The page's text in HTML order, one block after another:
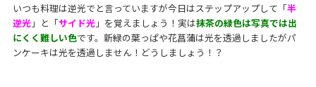
いつも料理は逆光でと言っていますが今日はステップアップして「半
逆光」と「サイド光」を覚えましょう！実は抹茶の緑色は写真では出
にくく難しい色です。新緑の葉っぱや花菖蒲は光を透過しましたがパ
ンケーキは光を透過しません！どうしましょう！？